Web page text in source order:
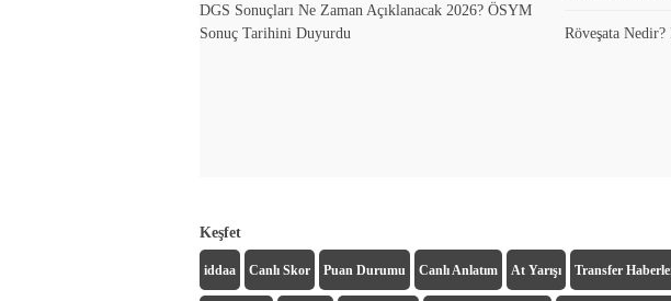
DGS Sonuçları Ne Zaman Açıklanacak 2026? ÖSYM
Sonuç Tarihini Duyurdu
Röveşata Nedir?
Keşfet
iddaa Canlı Skor Puan Durumu Canlı Anlatım At Yarışı Transfer